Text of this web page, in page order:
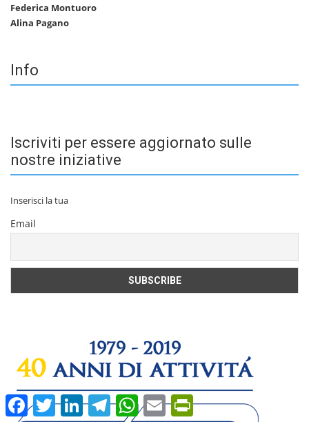
FacebookTwitter LinkedInTelegramWhatsAppEmail
Federica Montuoro
Alina Pagano
Info
Iscriviti per essere aggiornato sulle
nostre iniziative
Inserisci la tua
Email